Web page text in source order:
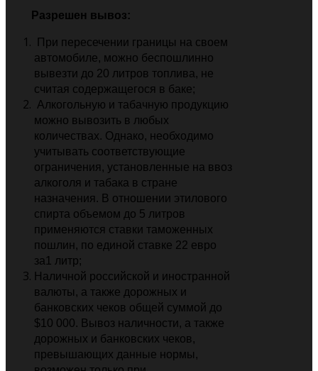
Разрешен вывоз:
При пересечении границы на своем
автомобиле, можно беспошлинно
вывезти до 20 литров топлива, не
считая содержащегося в баке;
Алкогольную и табачную продукцию
можно вывозить в любых
количествах. Однако, необходимо
учитывать соответствующие
ограничения, установленные на ввоз
алкоголя и табака в стране
назначения. В отношении этилового
спирта объемом до 5 литров
применяются ставки таможенных
пошлин, по единой ставке 22 евро
за1 литр;
Наличной российской и иностранной
валюты, а также дорожных и
банковских чеков общей суммой до
$10 000. Вывоз наличности, а также
дорожных и банковских чеков,
превышающих данные нормы,